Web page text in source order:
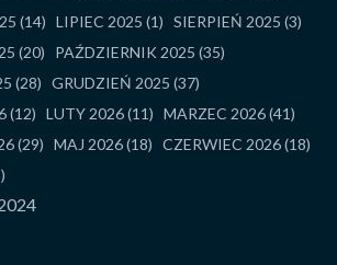
(14) LIPIEC 2025 (1) SIERPIEŃ 2025 (3)
(20) PAŹDZIERNIK 2025 (35)
(28) GRUDZIEŃ 2025 (37)
(12) LUTY 2026(11) MARZEC 2026(41)
(29) MAJ 2026(18) CZERWIEC 2026(18)